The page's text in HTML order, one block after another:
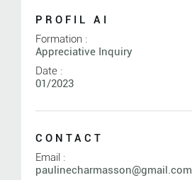
PROFIL AI
Formation :
Appreciative Inquiry
Date :
01/2023
CONTACT
Email :
paulinecharmasson@gmail.com